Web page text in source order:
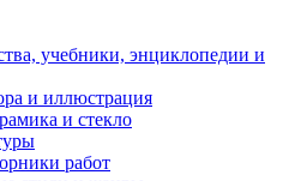
учебники, энциклопедии и
и иллюстрация
и стекло
работ